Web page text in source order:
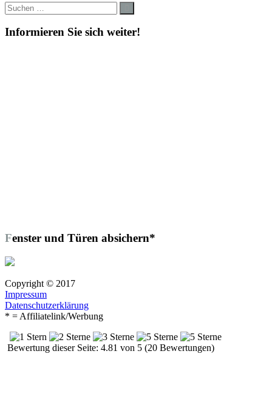
Suche
nach:
Informieren Sie sich weiter!
Fenster und Türen absichern*
Copyright © 2017
Impressum
Datenschutzerklärung
* = Affiliatelink/Werbung
Bewertung dieser Seite: 4.81 von 5 (20 Bewertungen)